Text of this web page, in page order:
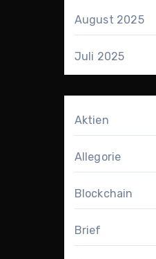
August 2025
Juli 2025
Aktien
Allegorie
Blockchain
Brief